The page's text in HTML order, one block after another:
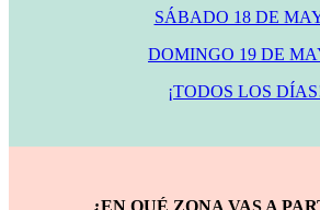
SÁBADO 18 DE
DOMINGO 19 DE
¡TODOS LOS